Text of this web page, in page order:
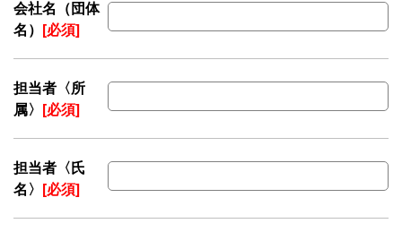
会社名（団体
名） [必須]
担当者〈所
属〉 [必須]
担当者〈氏
名〉 [必須]